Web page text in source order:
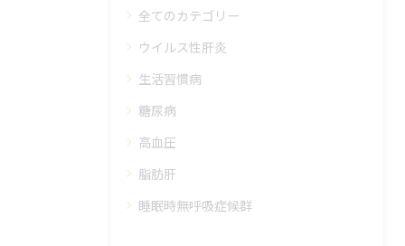
全てのカテゴリー
ウイルス性肝炎
生活習慣病
糖尿病
高血圧
脂肪肝
睡眠時無呼吸症候群